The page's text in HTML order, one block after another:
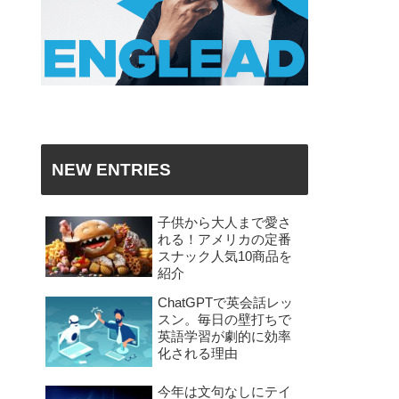
NEW ENTRIES
子供から大人まで愛さ
れる！アメリカの定番
スナック人気10商品を
紹介
ChatGPTで英会話レッ
スン。毎日の壁打ちで
英語学習が劇的に効率
化される理由
今年は文句なしにテイ